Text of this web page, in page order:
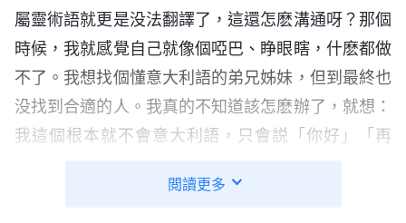
屬靈術語就更是没法翻譯了，這還怎麽溝通呀？那個
時候，我就感覺自己就像個啞巴、睁眼瞎，什麽都做
不了。我想找個懂意大利語的弟兄姊妹，但到最終也
没找到合適的人。我真的不知道該怎麽辦了，就想：
我這個根本就不會意大利語，只會説「你好」「再
神的末世作工見證出去啊。我感到特别消極。
閲讀更多